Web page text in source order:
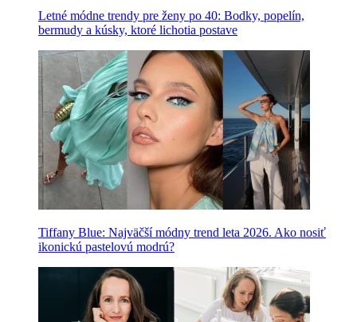
Letné módne trendy pre ženy po 40: Bodky, popelín,
bermudy a kúsky, ktoré lichotia postave
Tiffany Blue: Najväčší módny trend leta 2026. Ako nosiť
ikonickú pastelovú modrú?